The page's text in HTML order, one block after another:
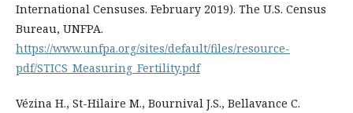
International Censuses. February 2019). The U.S. Census
Bureau, UNFPA.
https://www.unfpa.org/sites/default/files/resource-
pdf/STICS_Measuring_Fertility.pdf
Vézina H., St-Hilaire M., Bournival J.S., Bellavance C.